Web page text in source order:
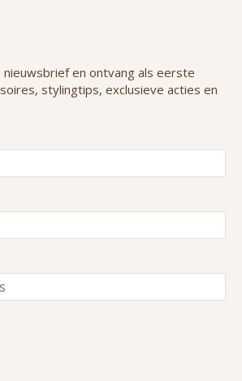
nieuwsbrief en ontvang als eerste
stylingtips, exclusieve acties en